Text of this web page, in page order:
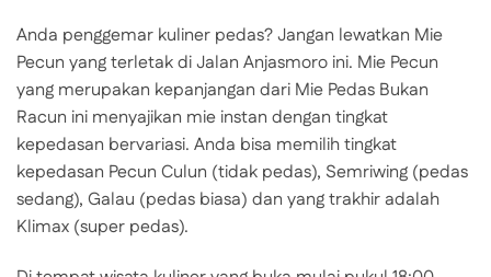
Anda penggemar kuliner pedas? Jangan lewatkan Mie
Pecun yang terletak di Jalan Anjasmoro ini. Mie Pecun
yang merupakan kepanjangan dari Mie Pedas Bukan
Racun ini menyajikan mie instan dengan tingkat
kepedasan bervariasi. Anda bisa memilih tingkat
kepedasan Pecun Culun (tidak pedas), Semriwing (pedas
sedang), Galau (pedas biasa) dan yang trakhir adalah
Klimax (super pedas).